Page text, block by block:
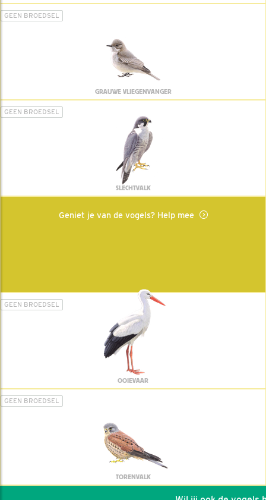
GEEN BROEDSEL
GRAUWE VLIEGENVANGER
GEEN BROEDSEL
SLECHTVALK
Geniet je van de vogels? Help mee
GEEN BROEDSEL
OOIEVAAR
GEEN BROEDSEL
TORENVALK